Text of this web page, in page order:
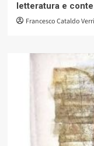
letteratura e
Francesco Cataldo